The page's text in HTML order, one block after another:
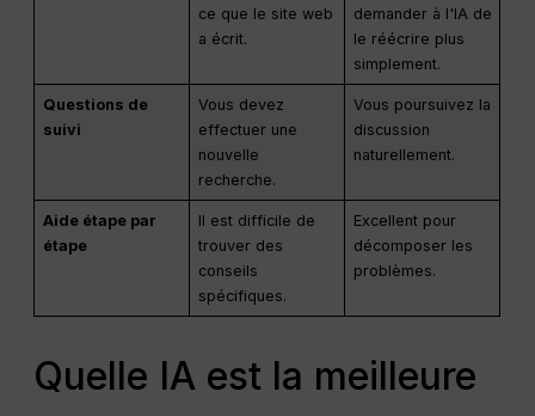
ce que le site web
a écrit.
demander à l'IA de
le réécrire plus
simplement.
Questions de
suivi
Vous devez
effectuer une
nouvelle
recherche.
Vous poursuivez la
discussion
naturellement.
Aide étape par
étape
Il est difficile de
trouver des
conseils
spécifiques.
Excellent pour
décomposer les
problèmes.
Quelle IA est la meilleure